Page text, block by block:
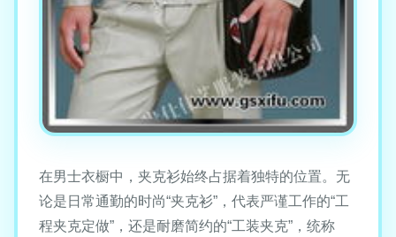
在男士衣橱中，夹克衫始终占据着独特的位置。无
论是日常通勤的时尚“夹克衫”，代表严谨工作的“工
程夹克定做”，还是耐磨简约的“工装夹克”，统称